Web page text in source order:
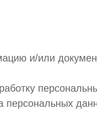
и/или
персональных